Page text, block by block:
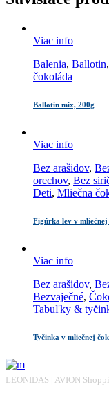
Viac info
Balenia, Ballotin,
čokoláda
Ballotin mix, 200g
Viac info
Bez arašidov,
orechov, Bez
Deti, Mliečna
Figúrka lev v mliečnej
Viac info
Bez arašidov,
Bezvaječné,
Tabuľky &
Tyčinka v mliečnej
LEONIDAS | AVION